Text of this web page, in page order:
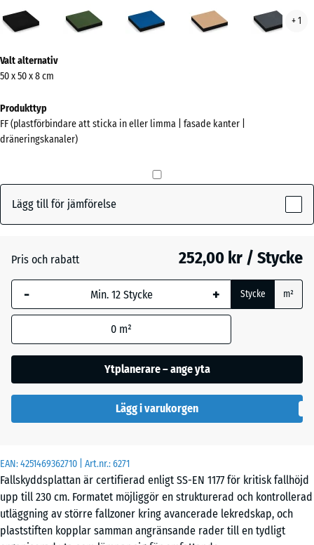
EAN:4251469362710 | Art.nr.:6271
Fallskyddsplattan är certifierad enligt SS-EN 1177 för kritisk fallhöjd
upp till 230 cm. Formatet möjliggör en strukturerad och kontrollerad
utläggning av större fallzoner kring avancerade lekredskap, och
plaststiften kopplar samman angränsande rader till en tydligt
(active)
Himmelsblå Sandbeige
+ 1
information
om
färgerna?
Visa
färgpalett
Gräsgrön + 23,00 kr
Himmelsblå + 49,00 kr
+ 54,00 kr
Skiffergrå + 49,00 kr
Valt alternativ
50 x 50 x 8 cm
Produkttyp
FF (plastförbindare att sticka in eller limma | fasade kanter |
dräneringskanaler)
Lägg till för jämförelse
Pris och rabatt 252,00 kr / Stycke
- + Stycke m²
0 m²
Ytplanerare – ange yta
Lägg i varukorgen